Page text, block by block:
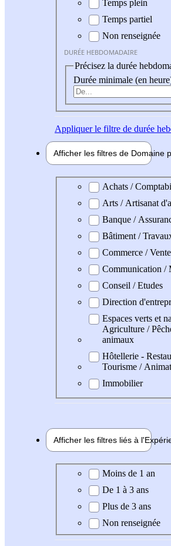
Durée hebdomadaire
Temps plein
Temps partiel
Non renseignée
DURÉE HEBDOMADAIRE
Précisez la durée
Durée minimale (en
Appliquerle filtre de durée
Afficher les filtres de Domaine
Domaine professionel
Achats /
Arts / Artisanat
Banque /
Bâtiment /
Commerce / Vente
Communication /
Conseil / Etudes
Direction
Espaces verts et
Agriculture /
animaux
Hôtellerie -
Tourisme /
Immobilier
Afficher les filtres liés à l'
Expérience demandée
Moins de 1 an
De 1 à 3 ans
Plus de 3 ans
Non renseignée